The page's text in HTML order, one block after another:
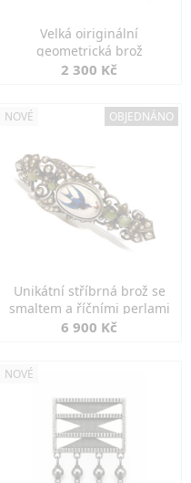
Velká oiriginální
geometrická brož
2 300 Kč
NOVÉ OBJEDNÁNO
Unikátní stříbrná brož se
smaltem a říčními perlami
6 900 Kč
NOVÉ